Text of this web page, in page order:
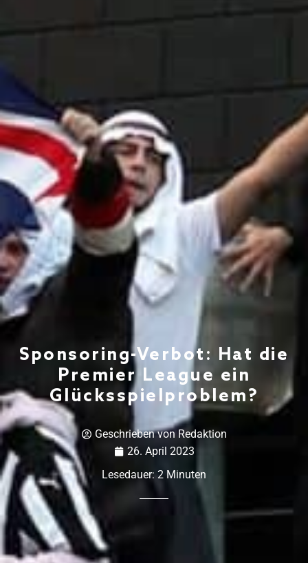
Sponsoring-Verbot: Hat die
Premier League ein
Glücksspielproblem?
Geschrieben von Redaktion
26. April 2023
Lesedauer: 2 Minuten